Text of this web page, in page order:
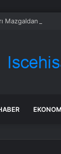
Mazgaldan